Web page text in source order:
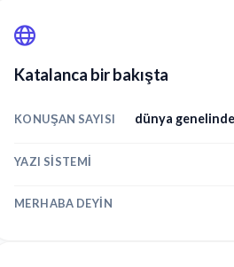
Katalanca bir bakışta
KONUŞAN SAYISI dünya
YAZI SISTEMI
MERHABA DEYIN